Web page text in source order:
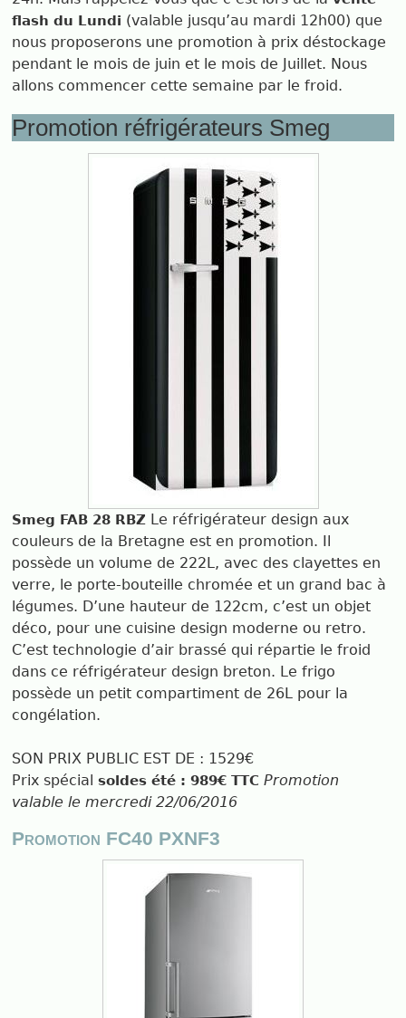
flash du Lundi (valable jusqu’au mardi 12h00) que
nous proposerons une promotion à prix déstockage
pendant le mois de juin et le mois de Juillet. Nous
allons commencer cette semaine par le froid.
Promotion réfrigérateurs Smeg
Smeg FAB 28 RBZ Le réfrigérateur design aux
couleurs de la Bretagne est en promotion. Il
possède un volume de 222L, avec des clayettes en
verre, le porte-bouteille chromée et un grand bac à
légumes. D’une hauteur de 122cm, c’est un objet
déco, pour une cuisine design moderne ou retro.
C’est technologie d’air brassé qui répartie le froid
dans ce réfrigérateur design breton. Le frigo
possède un petit compartiment de 26L pour la
congélation.
SON PRIX PUBLIC EST DE : 1529€
Prix spécialsoldes été : 989€ TTC Promotion
valable le mercredi 22/06/2016
Promotion FC40 PXNF3